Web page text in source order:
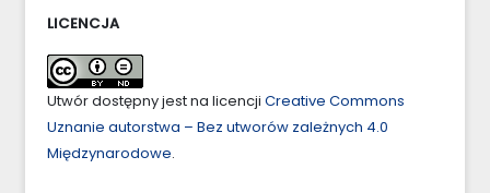
LICENCJA
Utwór dostępny jest na licencji Creative Commons
Uznanie autorstwa – Bez utworów zależnych 4.0
Międzynarodowe.